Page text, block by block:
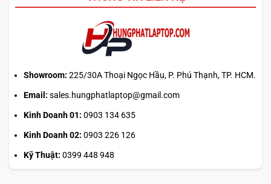
Showroom: 225/30A Thoại Ngọc Hầu, P. Phú Thạnh, TP. HCM.
Email: sales.hungphatlaptop@gmail.com
Kinh Doanh 01: 0903 134 635
Kinh Doanh 02: 0903 226 126
Kỹ Thuật: 0399 448 948